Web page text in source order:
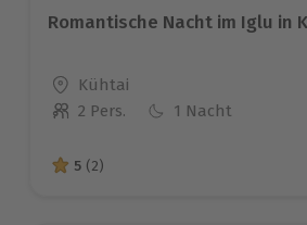
Romantische Nacht im Iglu in
Standort
Kühtai
Anzahl der Teilnehmer
2 Pers. 1 Nacht
5 von 5 Sternen basierend auf 2
5 (2)